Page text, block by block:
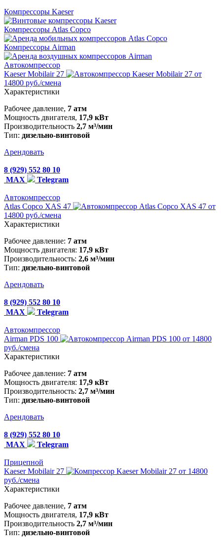
Компрессоры Kaeser
Компрессоры Atlas Copco
Компрессоры Airman
Автокомпрессор
Kaeser Mobilair 27
от
14800 руб./смена
Характеристики
Рабочее давление, 7 атм
Мощность двигателя, 17,9 кВт
Производительность 2,7 м³/мин
Тип: дизельно-винтовой
Арендовать
8 (929) 552 80 10
MAX
Telegram
Автокомпрессор
Atlas Copco XAS 47
от
14800 руб./смена
Характеристики
Рабочее давление: 7 атм
Мощность двигателя: 17,9 кВт
Производительность: 2,6 м³/мин
Тип: дизельно-винтовой
Арендовать
8 (929) 552 80 10
MAX
Telegram
Автокомпрессор
Airman PDS 100
от 14800
руб./смена
Характеристики
Рабочее давление: 7 атм
Мощность двигателя: 17,9 кВт
Производительность: 2,7 м³/мин
Тип: дизельно-винтовой
Арендовать
8 (929) 552 80 10
MAX
Telegram
Прицепной
Kaeser Mobilair 27
от 14800
руб./смена
Характеристики
Рабочее давление, 7 атм
Мощность двигателя, 17,9 кВт
Производительность 2,7 м³/мин
Тип: дизельно-винтовой